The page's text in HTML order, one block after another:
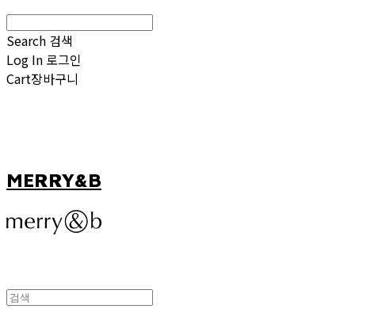
Search 검색
Log In 로그인
Cart장바구니
MERRY&B